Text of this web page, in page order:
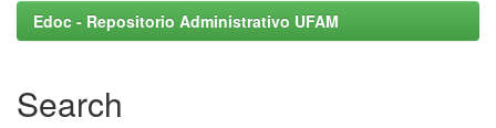
Edoc - Repositorio Administrativo UFAM
Search